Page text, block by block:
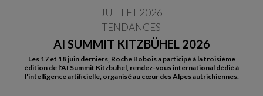
AI SUMMIT KITZBÜHEL 2026
JUILLET 2026
TENDANCES
Les 17 et 18 juin derniers, Roche Bobois a participé à la troisième
édition de l'AI Summit Kitzbühel, rendez-vous international dédié à
l'intelligence artificielle, organisé au cœur des Alpes autrichiennes.